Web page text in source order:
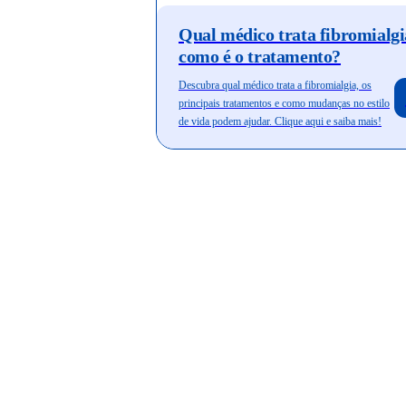
Qual médico trata
como é o tratamento?
Descubra qual médico trata a fibromialgia, os
principais tratamentos e como mudanças no estilo
de vida podem ajudar. Clique aqui e saiba mais!